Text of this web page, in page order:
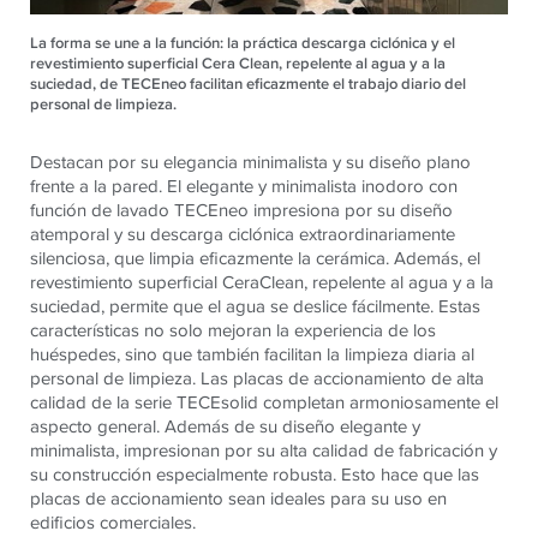
La forma se une a la función: la práctica descarga ciclónica y el
revestimiento superficial Cera Clean, repelente al agua y a la
suciedad, de TECEneo facilitan eficazmente el trabajo diario del
personal de limpieza.
Destacan por su elegancia minimalista y su diseño plano
frente a la pared. El elegante y minimalista inodoro con
función de lavado TECEneo impresiona por su diseño
atemporal y su descarga ciclónica extraordinariamente
silenciosa, que limpia eficazmente la cerámica. Además, el
revestimiento superficial CeraClean, repelente al agua y a la
suciedad, permite que el agua se deslice fácilmente. Estas
características no solo mejoran la experiencia de los
huéspedes, sino que también facilitan la limpieza diaria al
personal de limpieza. Las placas de accionamiento de alta
calidad de la serie TECEsolid completan armoniosamente el
aspecto general. Además de su diseño elegante y
minimalista, impresionan por su alta calidad de fabricación y
su construcción especialmente robusta. Esto hace que las
placas de accionamiento sean ideales para su uso en
edificios comerciales.